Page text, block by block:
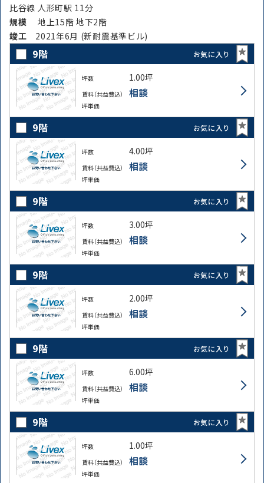
比谷線 人形町駅 11分
規模
地上15階 地下2階
竣⼯ 2021年6月 (新耐震基準ビル)
9階 お気に入り
坪数 1.00坪
賃料（共益費込） 相談
坪単価
9階 お気に入り
坪数 4.00坪
賃料（共益費込） 相談
坪単価
9階 お気に入り
坪数 3.00坪
賃料（共益費込） 相談
坪単価
9階 お気に入り
坪数 2.00坪
賃料（共益費込） 相談
坪単価
9階 お気に入り
坪数 6.00坪
賃料（共益費込） 相談
坪単価
9階 お気に入り
坪数 1.00坪
賃料（共益費込） 相談
坪単価